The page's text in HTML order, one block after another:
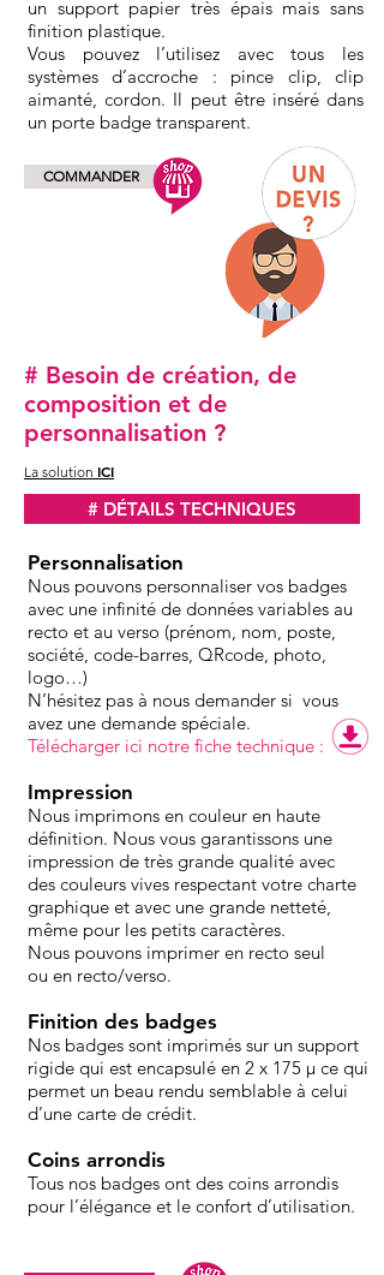
un support papier très épais mais sans
finition plastique.
Vous pouvez l’utilisez avec tous les
systèmes d’accroche : pince clip, clip
aimanté, cordon. Il peut être inséré dans
un porte badge transparent.
COMMANDER
# Besoin de création, de
composition et de
personnalisation ?
La solution ICI
# DÉTAILS TECHNIQUES
Personnalisation
Nous pouvons personnaliser vos badges
avec une infinité de données variables au
recto et au verso (prénom, nom, poste,
société, code-barres, QRcode, photo,
logo…)
N’hésitez pas à nous demander si vous
avez une demande spéciale.
Télécharger ici notre fiche technique :
Impression
Nous imprimons en couleur en haute
définition. Nous vous garantissons une
impression de très grande qualité avec
des couleurs vives respectant votre charte
graphique et avec une grande netteté,
même pour les petits caractères.
Nous pouvons imprimer en recto seul
ou en recto/verso.
Finition des badges
Nos badges sont imprimés sur un support
rigide qui est encapsulé en 2 x 175 µ ce qui
permet un beau rendu semblable à celui
d’une carte de crédit.
Coins arrondis
Tous nos badges ont des coins arrondis
pour l’élégance et le confort d’utilisation.